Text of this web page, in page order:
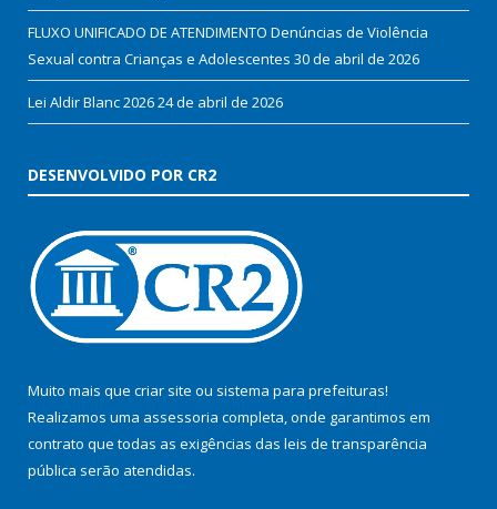
FLUXO UNIFICADO DE ATENDIMENTO Denúncias de Violência
Sexual contra Crianças e Adolescentes 30 de abril de 2026
Lei Aldir Blanc 202624 de abril de 2026
DESENVOLVIDO POR CR2
Muito mais que criar site ou sistema para prefeituras!
Realizamos uma assessoria completa, onde garantimos em
contrato que todas as exigências das leis de transparência
pública serão atendidas.